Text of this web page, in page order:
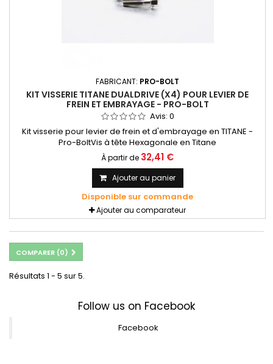
FABRICANT: PRO-BOLT
KIT VISSERIE TITANE DUALDRIVE (X4) POUR LEVIER DE
FREIN ET EMBRAYAGE - PRO-BOLT
Avis: 0
Kit visserie pour levier de frein et d'embrayage en TITANE -
Pro-BoltVis à tête Hexagonale en Titane
À partir de 32,41 €
Ajouter au panier
Disponible sur commande
Ajouter au comparateur
COMPARER (0)
Résultats 1 - 5 sur 5.
Follow us on Facebook
Facebook